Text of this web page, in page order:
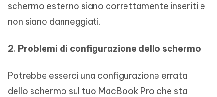
schermo esterno siano correttamente inseriti e
non siano danneggiati.
2. Problemi di configurazione dello schermo
Potrebbe esserci una configurazione errata
dello schermo sul tuo MacBook Pro che sta